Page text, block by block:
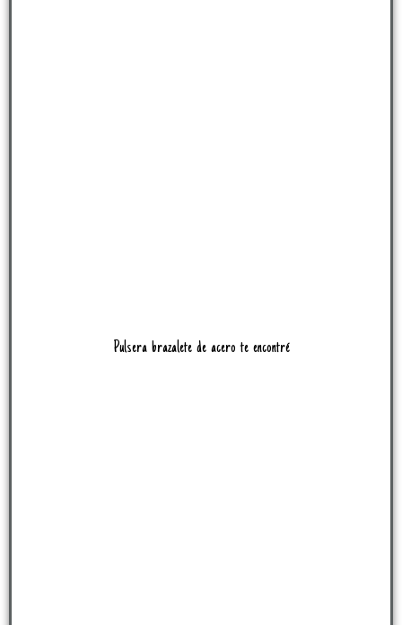
Pulsera brazalete de acero te encontré